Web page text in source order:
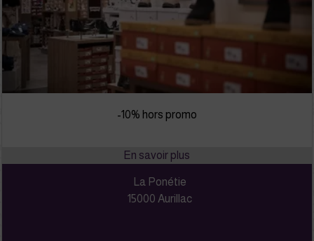
-10% hors promo
La Ponétie
15000 Aurillac